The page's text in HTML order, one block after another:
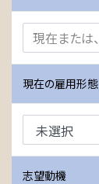
現在の雇用形態
志望動機